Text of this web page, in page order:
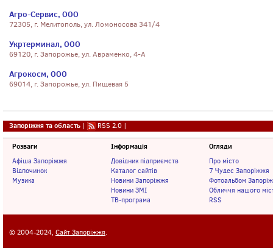
Агро-Сервис, ООО
72305, г. Мелитополь, ул. Ломоносова 341/4
Укртерминал, ООО
69120, г. Запорожье, ул. Авраменко, 4-А
Агрокосм, ООО
69014, г. Запорожье, ул. Пищевая 5
Запоріжжя та область | RSS 2.0 |
Розваги
Афіша Запоріжжя
Відпочинок
Музика
Інформація
Довідник підприємств
Каталог сайтів
Новини Запоріжжя
Новини ЗМІ
ТВ-програма
Огляди
Про місто
7 Чудес Запоріжжя
Фотоальбом
Обличчя нашого
RSS
© 2004-2024, Сайт Запоріжжя.